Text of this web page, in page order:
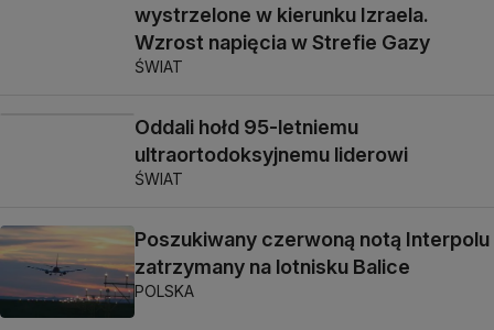
wystrzelone w kierunku Izraela.
Wzrost napięcia w Strefie Gazy
ŚWIAT
Oddali hołd 95-letniemu
ultraortodoksyjnemu liderowi
ŚWIAT
Poszukiwany czerwoną notą Interpolu
zatrzymany na lotnisku Balice
POLSKA